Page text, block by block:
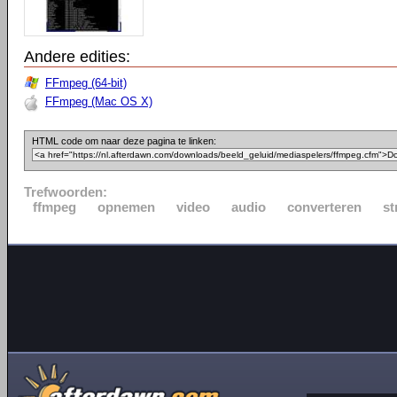
Andere edities:
FFmpeg (64-bit)
FFmpeg (Mac OS X)
HTML code om naar deze pagina te linken:
Trefwoorden:
ffmpeg
opnemen video audio converteren